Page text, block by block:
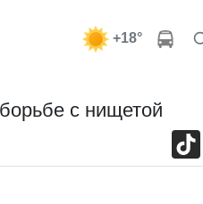
+18°
с нищетой